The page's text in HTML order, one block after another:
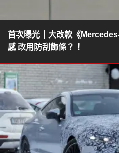
首次曝光｜大改款《
感 改用防刮飾條？！